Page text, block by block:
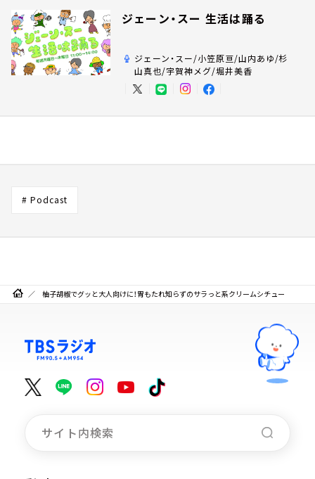
ジェーン・スー 生活は踊る
ジェーン・スー/小笠原亘/山内あゆ/杉
山真也/宇賀神メグ/堀井美香
# Podcast
柚子胡椒でグッと大人向けに！胃もたれ知らずのサラっと系クリームシチュー